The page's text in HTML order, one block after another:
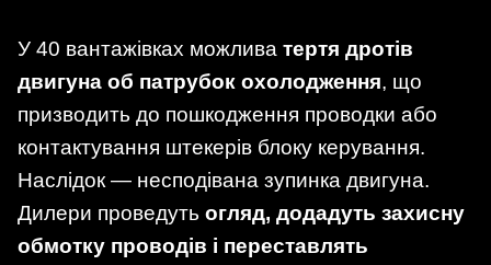
У 40 вантажівках можлива тертя дротів
двигуна об патрубок охолодження, що
призводить до пошкодження проводки або
контактування штекерів блоку керування.
Наслідок — несподівана зупинка двигуна.
Дилери проведуть огляд, додадуть захисну
обмотку проводів і переставлять